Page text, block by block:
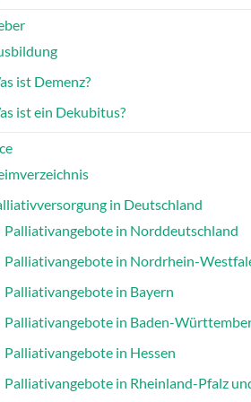
ist Demenz?
ist ein Dekubitus?
in Deutschland
Palliativangebote in Norddeutschland
Palliativangebote in Nordrhein-
Palliativangebote in Bayern
Palliativangebote in Baden-
Palliativangebote in Hessen
Palliativangebote in Rheinland-Pfalz